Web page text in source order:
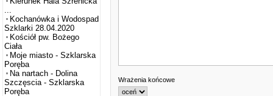
...
Kochanówka i Wodospad
Szklarki 28.04.2020
Kościół pw. Bożego
Ciała
Moje miasto - Szklarska
Poręba
Na nartach - Dolina
Szczęscia - Szklarska
Poręba
Wrażenia końcowe